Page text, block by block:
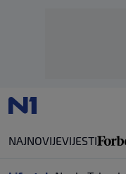
NAJNOVIJEVIJESTI